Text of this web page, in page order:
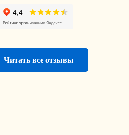
Читать все отзывы